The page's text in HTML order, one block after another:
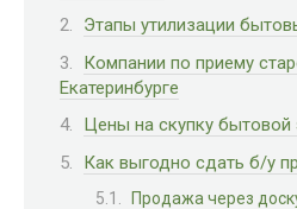
Этапы утилизации
Компании по приему
Екатеринбурге
Цены на скупку бытовой
Как выгодно сдать б/у
Продажа через